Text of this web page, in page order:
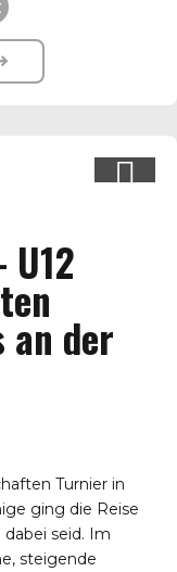
an der
Turnier in
ging die Reise
seid. Im
steigende